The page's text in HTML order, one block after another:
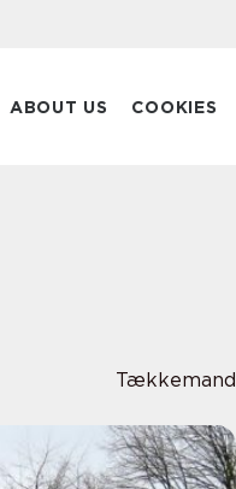
ABOUT US COOKIES
Tækkemand